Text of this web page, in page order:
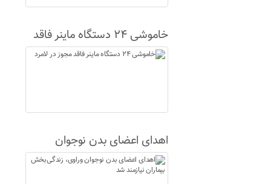
خاموشی ۲۴ دستگاه ماینر فاقد
مجوز در لامرد
اهدای اعضای بدن نوجوان
وراوی، زندگی‌بخش بیماران
نیازمند شد